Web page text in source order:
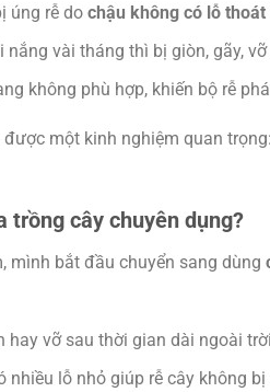
úng rễ do chậu không có lỗ thoát
vài tháng thì bị giòn, gãy, vỡ
không phù hợp, khiến bộ rễ
một kinh nghiệm quan trọng:
trồng cây chuyên dụng?
mình bắt đầu chuyển sang dùng
hay vỡ sau thời gian dài ngoài
nhiều lỗ nhỏ giúp rễ cây không bị